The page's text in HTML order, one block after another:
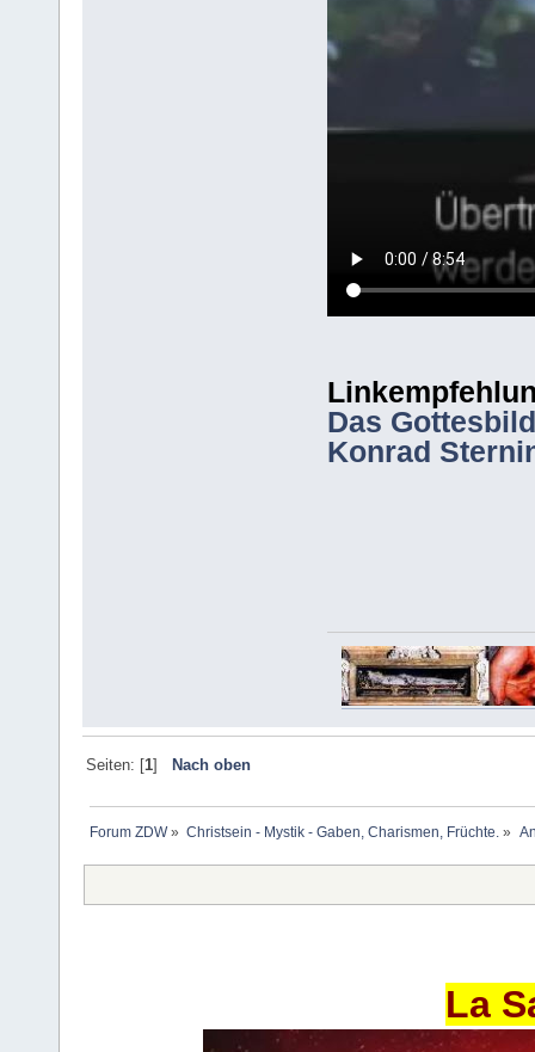
Das
Konrad
Seiten: [1] Nach oben
Forum ZDW» Christsein - Mystik - Gaben, Charismen, Früchte. »
La